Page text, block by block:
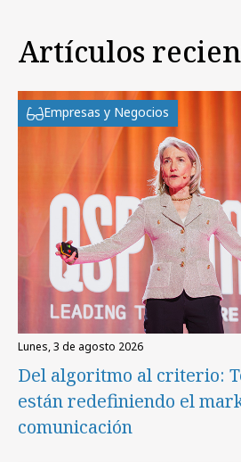
Artículos
Empresas y Negocios
lunes, 3 de agosto 2026
Del algoritmo al criterio:
están redefiniendo el
comunicación